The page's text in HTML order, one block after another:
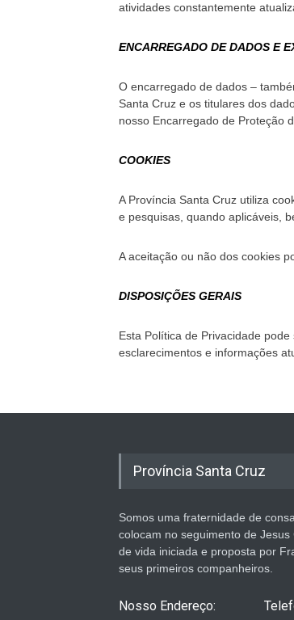
atividades constantemente
ENCARREGADO DE DADOS E
O encarregado de dados –
Santa Cruz e os titulares dos
nosso Encarregado de Proteção
COOKIES
A Província Santa Cruz utiliza
e pesquisas, quando aplicáveis,
A aceitação ou não dos cookies
DISPOSIÇÕES GERAIS
Esta Política de Privacidade
esclarecimentos e informações
Província Santa Cruz
Somos uma fraternidade de
colocam no seguimento de Jesus
de vida iniciada e proposta por
seus primeiros companheiros.
Nosso Endereço: